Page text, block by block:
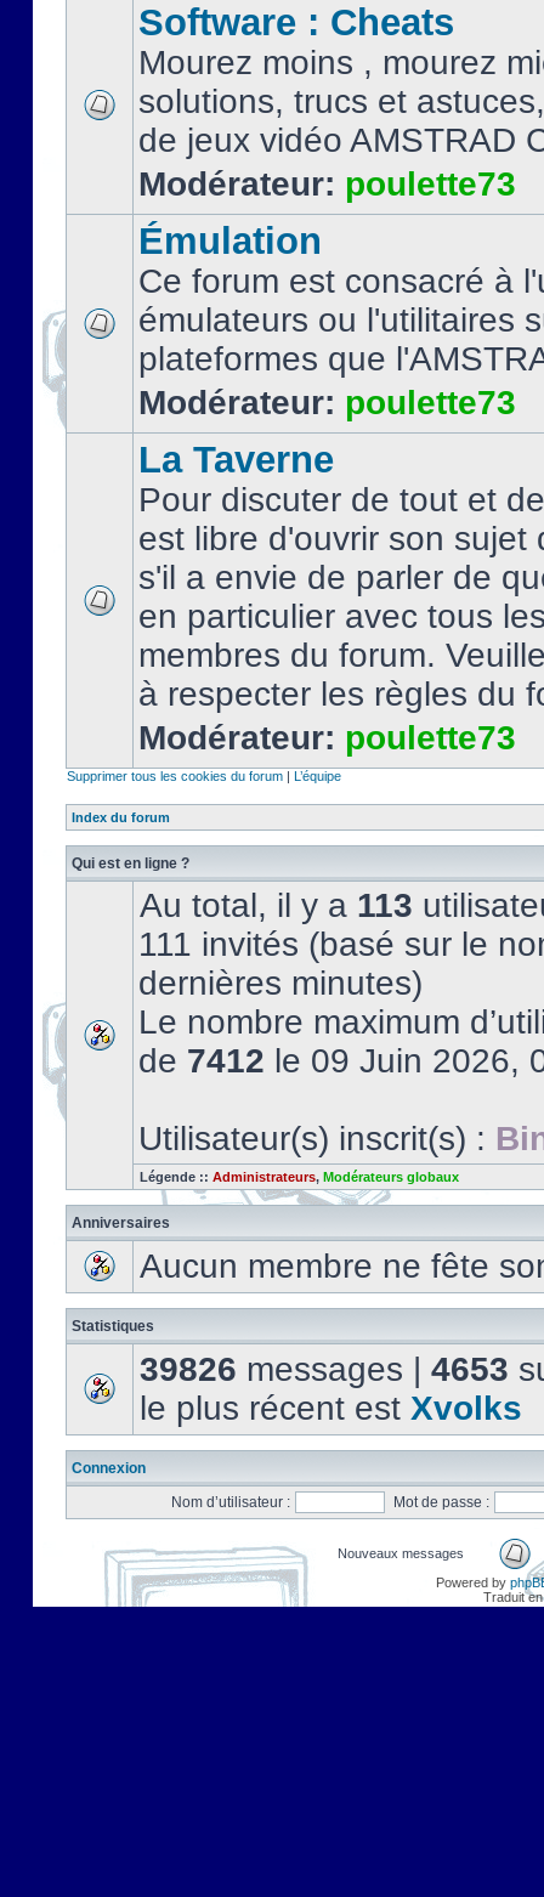
Software : Cheats
Mourez moins , mourez
solutions, trucs et
de jeux vidéo AMSTRAD
Modérateur: poulette73
Émulation
Ce forum est consacré à
émulateurs ou l'utilitaires
plateformes que
Modérateur: poulette73
La Taverne
Pour discuter de tout et
est libre d'ouvrir son sujet
s'il a envie de parler de
en particulier avec tous
membres du forum.
à respecter les règles du
Modérateur: poulette73
Supprimer tous les cookies du forum | L’équipe
Index du forum
Qui est en ligne ?
Au total, il y a 113
111 invités (basé sur le
dernières minutes)
Le nombre maximum
de 7412 le 09 Juin 2026,
Utilisateur(s) inscrit(s) :
Légende :: Administrateurs, Modérateurs globaux
Anniversaires
Aucun membre ne fête
Statistiques
39826 messages | 4653
le plus récent est Xvolks
Connexion
Nom d’utilisateur :
Mot de passe :
Nouveaux messages
Powered by
Traduit